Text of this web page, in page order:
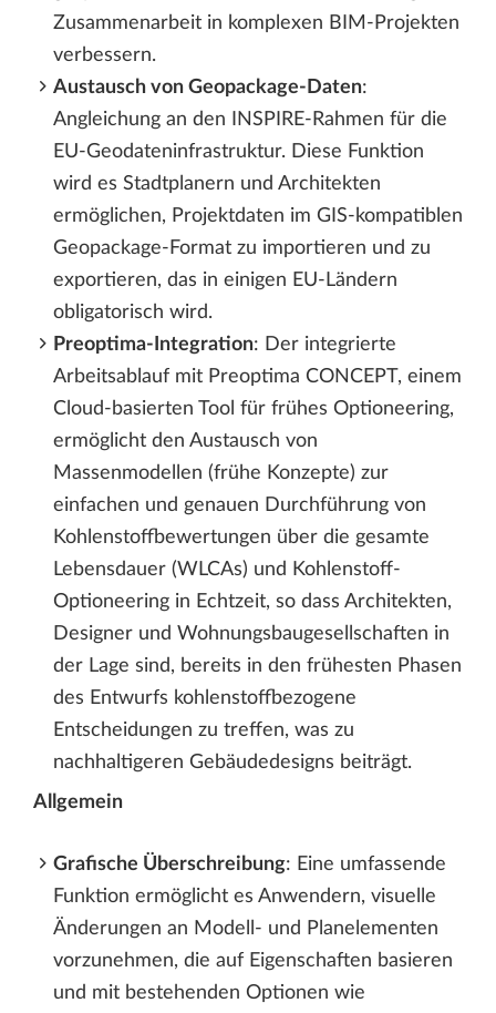
Zusammenarbeit in komplexen BIM-Projekten
verbessern.
Austausch von Geopackage-Daten:
Angleichung an den INSPIRE-Rahmen für die
EU-Geodateninfrastruktur. Diese Funktion
wird es Stadtplanern und Architekten
ermöglichen, Projektdaten im GIS-kompatiblen
Geopackage-Format zu importieren und zu
exportieren, das in einigen EU-Ländern
obligatorisch wird.
Preoptima-Integration: Der integrierte
Arbeitsablauf mit Preoptima CONCEPT, einem
Cloud-basierten Tool für frühes Optioneering,
ermöglicht den Austausch von
Massenmodellen (frühe Konzepte) zur
einfachen und genauen Durchführung von
Kohlenstoffbewertungen über die gesamte
Lebensdauer (WLCAs) und Kohlenstoff-
Optioneering in Echtzeit, so dass Architekten,
Designer und Wohnungsbaugesellschaften in
der Lage sind, bereits in den frühesten Phasen
des Entwurfs kohlenstoffbezogene
Entscheidungen zu treffen, was zu
nachhaltigeren Gebäudedesigns beiträgt.
Allgemein
Grafische Überschreibung: Eine umfassende
Funktion ermöglicht es Anwendern, visuelle
Änderungen an Modell- und Planelementen
vorzunehmen, die auf Eigenschaften basieren
und mit bestehenden Optionen wie